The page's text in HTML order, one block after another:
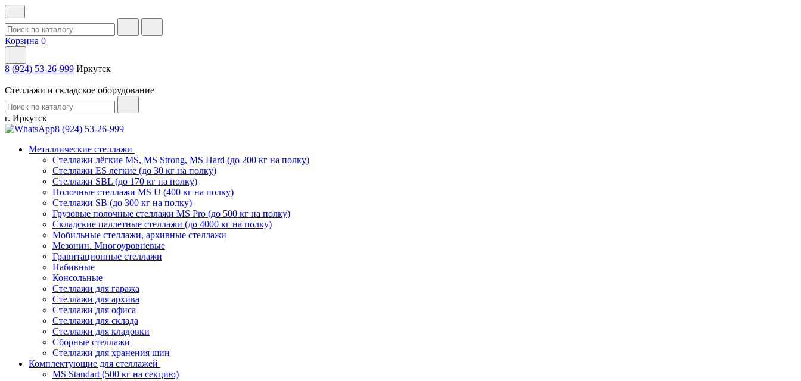
Корзина 0
8 (924) 53-26-999 Иркутск
Стеллажи и складское оборудование
г. Иркутск
8 (924) 53-26-999
Металлические стеллажи
Стеллажи лёгкие MS, MS Strong, MS Hard (до 200 кг на полку)
Стеллажи ES легкие (до 30 кг на полку)
Стеллажи SBL (до 170 кг на полку)
Полочные стеллажи MS U (400 кг на полку)
Стеллажи SB (до 300 кг на полку)
Грузовые полочные стеллажи MS Pro (до 500 кг на полку)
Складские паллетные стеллажи (до 4000 кг на полку)
Мобильные стеллажи, архивные стеллажи
Мезонин. Многоуровневые
Гравитационные стеллажи
Набивные
Консольные
Стеллажи для гаража
Стеллажи для архива
Стеллажи для офиса
Стеллажи для склада
Стеллажи для кладовки
Сборные стеллажи
Стеллажи для хранения шин
Комплектующие для стеллажей
MS Standart (500 кг на секцию)